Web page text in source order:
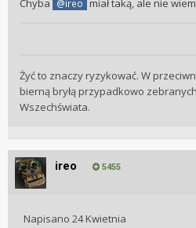
Chyba @ireo miał taką, ale nie
Żyć to znaczy ryzykować. W
bierną bryłą przypadkowo
Wszechświata.
ireo 5455
Napisano 24 Kwietnia